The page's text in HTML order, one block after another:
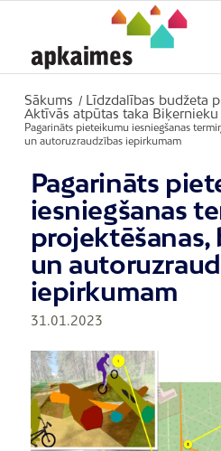
Sākums / Līdzdalības budžeta
Aktīvās atpūtas taka Biķernieku
Pagarināts pieteikumu iesniegšanas
un autoruzraudzības iepirkumam
Pagarināts
iesniegšanas
projektēšanas,
un
iepirkumam
31.01.2023